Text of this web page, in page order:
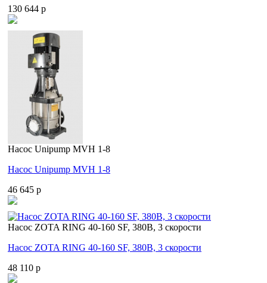
130 644 p
Насос Unipump MVH 1-8
Насос Unipump MVH 1-8
46 645 p
Насос ZOTA RING 40-160 SF, 380В, 3 скорости
Насос ZOTA RING 40-160 SF, 380В, 3 скорости
48 110 p